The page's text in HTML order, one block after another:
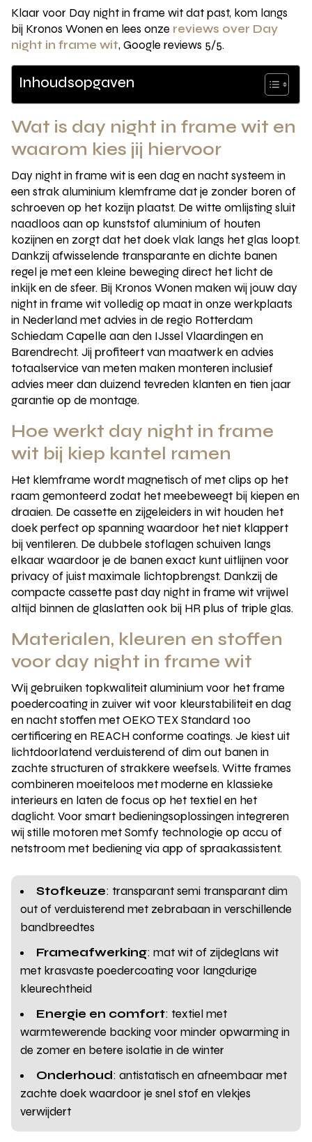
Klaar voor Day night in frame wit dat past, kom langs
bij Kronos Wonen en lees onze reviews over Day
night in frame wit, Google reviews 5/5.
Inhoudsopgaven
Wat is day night in frame wit en
waarom kies jij hiervoor
Day night in frame wit is een dag en nacht systeem in
een strak aluminium klemframe dat je zonder boren of
schroeven op het kozijn plaatst. De witte omlijsting sluit
naadloos aan op kunststof aluminium of houten
kozijnen en zorgt dat het doek vlak langs het glas loopt.
Dankzij afwisselende transparante en dichte banen
regel je met een kleine beweging direct het licht de
inkijk en de sfeer. Bij Kronos Wonen maken wij jouw day
night in frame wit volledig op maat in onze werkplaats
in Nederland met advies in de regio Rotterdam
Schiedam Capelle aan den IJssel Vlaardingen en
Barendrecht. Jij profiteert van maatwerk en advies
totaalservice van meten maken monteren inclusief
advies meer dan duizend tevreden klanten en tien jaar
garantie op de montage.
Hoe werkt day night in frame
wit bij kiep kantel ramen
Het klemframe wordt magnetisch of met clips op het
raam gemonteerd zodat het meebeweegt bij kiepen en
draaien. De cassette en zijgeleiders in wit houden het
doek perfect op spanning waardoor het niet klappert
bij ventileren. De dubbele stoflagen schuiven langs
elkaar waardoor je de banen exact kunt uitlijnen voor
privacy of juist maximale lichtopbrengst. Dankzij de
compacte cassette past day night in frame wit vrijwel
altijd binnen de glaslatten ook bij HR plus of triple glas.
Materialen, kleuren en stoffen
voor day night in frame wit
Wij gebruiken topkwaliteit aluminium voor het frame
poedercoating in zuiver wit voor kleurstabiliteit en dag
en nacht stoffen met OEKO TEX Standard 100
certificering en REACH conforme coatings. Je kiest uit
lichtdoorlatend verduisterend of dim out banen in
zachte structuren of strakkere weefsels. Witte frames
combineren moeiteloos met moderne en klassieke
interieurs en laten de focus op het textiel en het
daglicht. Voor smart bedieningsoplossingen integreren
wij stille motoren met Somfy technologie op accu of
netstroom met bediening via app of spraakassistent.
Stofkeuze: transparant semi transparant dim
out of verduisterend met zebrabaan in verschillende
bandbreedtes
Frameafwerking: mat wit of zijdeglans wit
met krasvaste poedercoating voor langdurige
kleurechtheid
Energie en comfort: textiel met
warmtewerende backing voor minder opwarming in
de zomer en betere isolatie in de winter
Onderhoud: antistatisch en afneembaar met
zachte doek waardoor je snel stof en vlekjes
verwijdert